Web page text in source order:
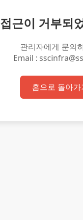
접근이 거부되
관리자에게 문의
Email :
홈으로 돌아가